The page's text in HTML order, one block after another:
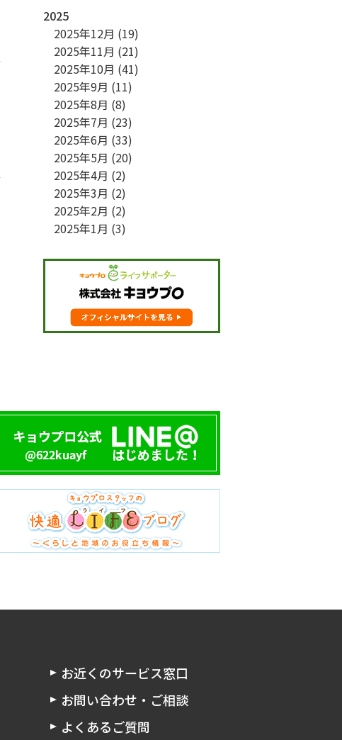
2025
2025年12月 (19)
2025年11月 (21)
2025年10月 (41)
2025年9月 (11)
2025年8月 (8)
2025年7月 (23)
2025年6月 (33)
2025年5月 (20)
2025年4月 (2)
2025年3月 (2)
2025年2月 (2)
2025年1月 (3)
お近くのサービス窓口
お問い合わせ・ご相談
よくあるご質問